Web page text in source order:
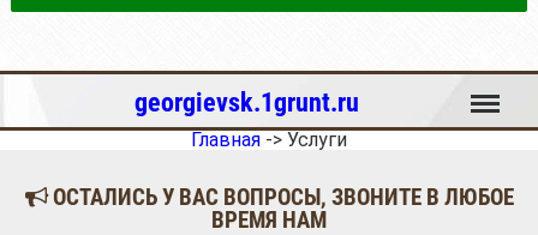
georgievsk.1grunt.ru Меню
Главная -> Услуги
ОСТАЛИСЬ У ВАС ВОПРОСЫ, ЗВОНИТЕ В ЛЮБОЕ
ВРЕМЯ НАМ